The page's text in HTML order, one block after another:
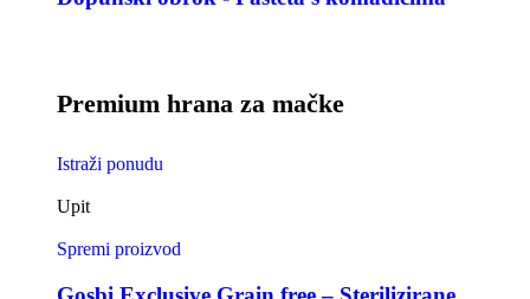
Premium hrana za mačke
Istraži ponudu
Upit
Spremi proizvod